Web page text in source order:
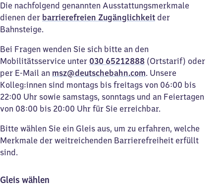
Die nachfolgend genannten Ausstattungsmerkmale
dienen der barrierefreien Zugänglichkeit der
Bahnsteige.
Bei Fragen wenden Sie sich bitte an den
Mobilitätsservice unter 030 65212888 (Ortstarif) oder
per E-Mail an msz@deutschebahn.com. Unsere
Kolleg:innen sind montags bis freitags von 06:00 bis
22:00 Uhr sowie samstags, sonntags und an Feiertagen
von 08:00 bis 20:00 Uhr für Sie erreichbar.
Bitte wählen Sie ein Gleis aus, um zu erfahren, welche
Merkmale der weitreichenden Barrierefreiheit erfüllt
sind.
Gleis wählen